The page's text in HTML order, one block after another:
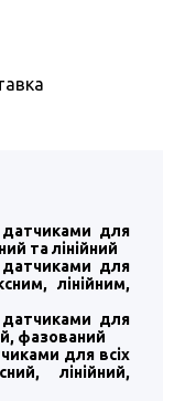
для
та лінійний
для
лінійним,
для
фазований
для всіх
лінійний,